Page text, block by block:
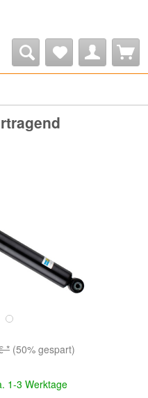
* (50% gespart)
1-3 Werktage